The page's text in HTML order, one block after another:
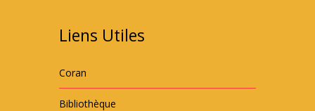
Liens Utiles
Coran
Bibliothèque